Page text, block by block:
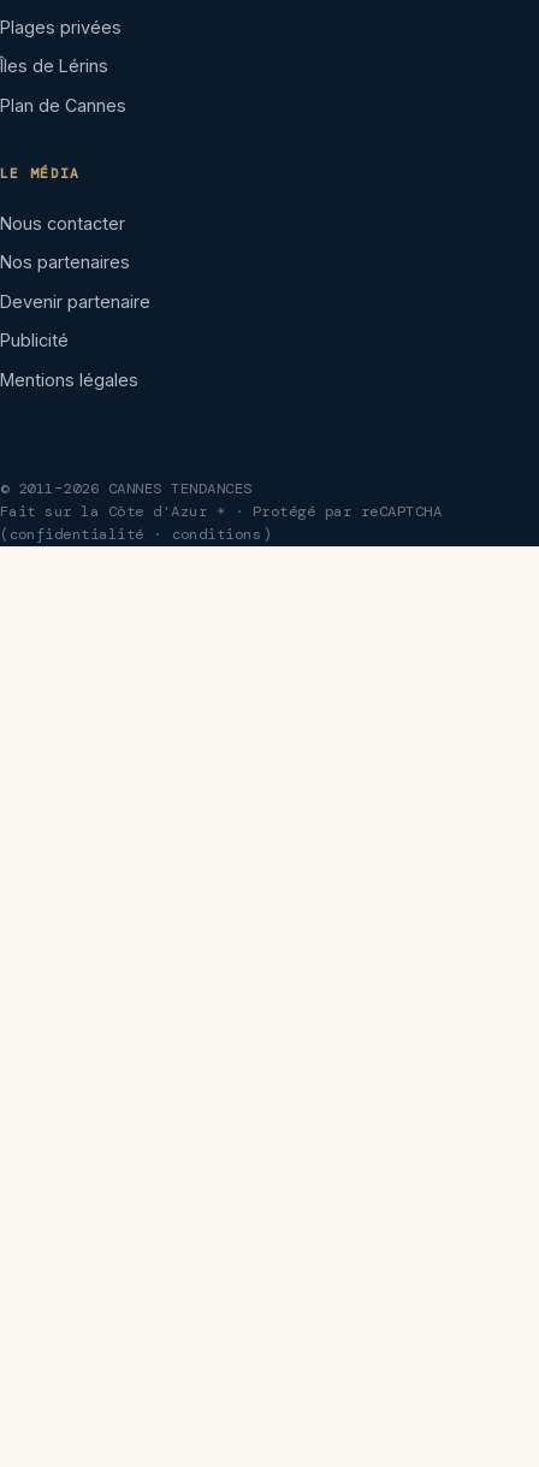
Plages privées
Îles de Lérins
Plan de Cannes
LE MÉDIA
Nous contacter
Nos partenaires
Devenir partenaire
Publicité
Mentions légales
© 2011–2026 CANNES TENDANCES
Fait sur la Côte d'Azur ☀ · Protégé par reCAPTCHA
( confidentialité · conditions )